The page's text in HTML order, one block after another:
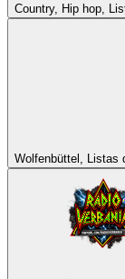
Country, Hip hop,
Wolfenbüttel, Listas